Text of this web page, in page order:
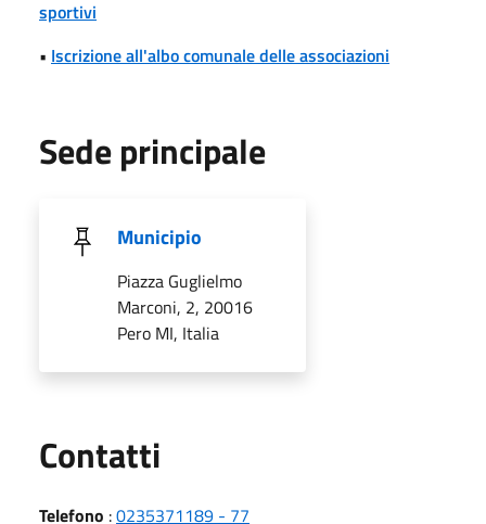
sportivi
• Iscrizione all'albo comunale delle associazioni
Sede principale
Municipio
Piazza Guglielmo
Marconi, 2, 20016
Pero MI, Italia
Contatti
Telefono :0235371189 - 77